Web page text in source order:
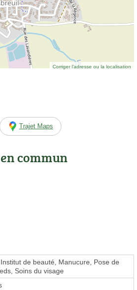
Corriger l’adresse ou la localisation
Trajet Maps
commun
de beauté, Manucure, Pose de
Soins du visage